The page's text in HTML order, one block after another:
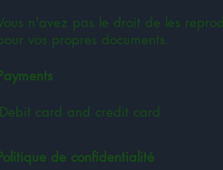
card and credit card
n'avez pas le droit de les
vos propres documents.
de confidentialité